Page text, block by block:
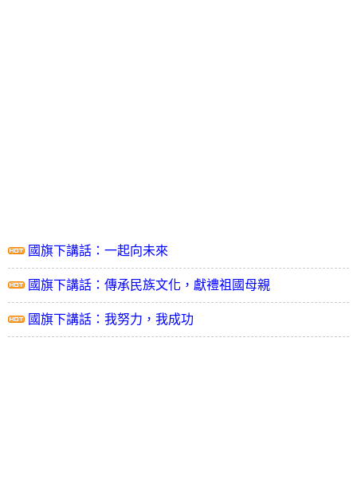
國旗下講話：一起向未來
國旗下講話：傳承民族文化，獻禮祖國母親
國旗下講話：我努力，我成功